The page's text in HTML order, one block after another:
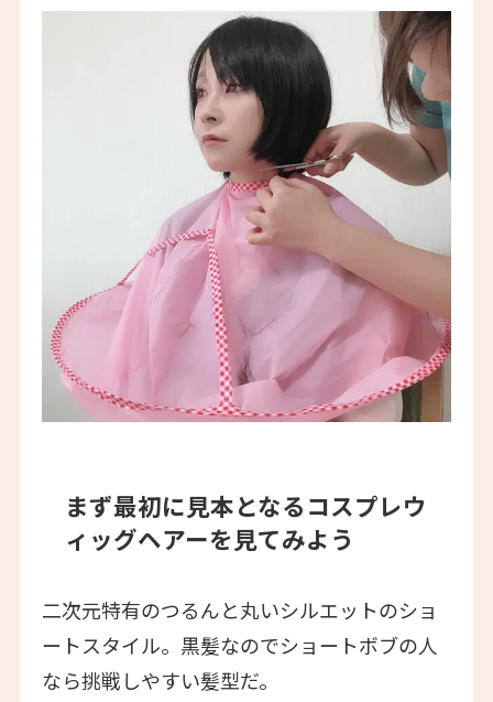
まず最初に見本となるコスプレウ
ィッグヘアーを見てみよう
二次元特有のつるんと丸いシルエットのショ
ートスタイル。黒髪なのでショートボブの人
なら挑戦しやすい髪型だ。